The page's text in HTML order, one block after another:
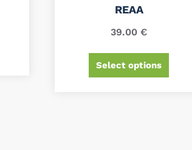
REAA
39.00€
Select options